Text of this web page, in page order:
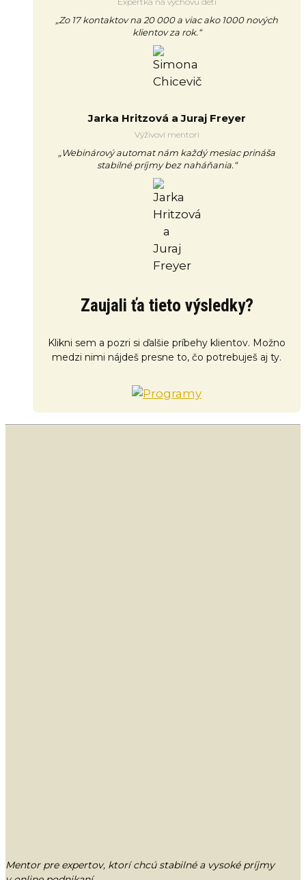
„Zo 17 kontaktov na 20 000 a viac ako 1000 nových
klientov za rok.“
Jarka Hritzová a Juraj Freyer
Výživoví mentori
„Webinárový automat nám každý mesiac prináša
stabilné príjmy bez naháňania.“
Zaujali ťa tieto výsledky?
Klikni sem a pozri si ďalšie príbehy klientov. Možno
medzi nimi nájdeš presne to, čo potrebuješ aj ty.
Mentor pre expertov, ktorí chcú stabilné a vysoké príjmy